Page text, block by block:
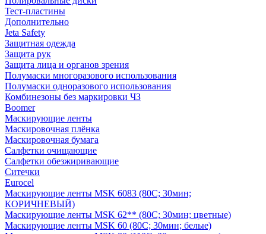
Тест-пластины
Дополнительно
Jeta Safety
Защитная одежда
Защита рук
Защита лица и органов зрения
Полумаски многоразового использования
Полумаски одноразового использования
Комбинезоны без маркировки ЧЗ
Boomer
Маскирующие ленты
Маскировочная плёнка
Маскировочная бумага
Салфетки очищающие
Салфетки обезжиривающие
Ситечки
Euroсel
Маскирующие ленты MSK 6083 (80С; 30мин;
КОРИЧНЕВЫЙ)
Маскирующие ленты MSK 62** (80С; 30мин; цветные)
Маскирующие ленты MSK 60 (80С; 30мин; белые)